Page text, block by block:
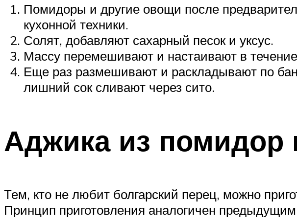
Помидоры и другие овощи после
кухонной техники.
Солят, добавляют сахарный песок и уксус.
Массу перемешивают и настаивают в
Еще раз размешивают и раскладывают по
лишний сок сливают через сито.
Аджика из помидор
Тем, кто не любит болгарский перец, можно
Принцип приготовления аналогичен